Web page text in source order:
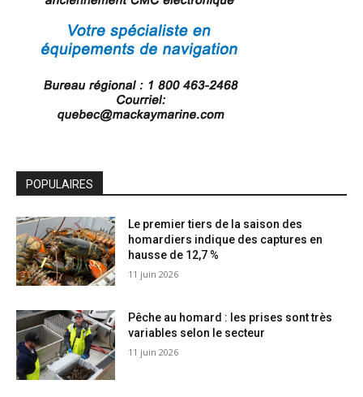
POPULAIRES
Le premier tiers de la saison des
homardiers indique des captures en
hausse de 12,7 %
11 juin 2026
Pêche au homard : les prises sont très
variables selon le secteur
11 juin 2026